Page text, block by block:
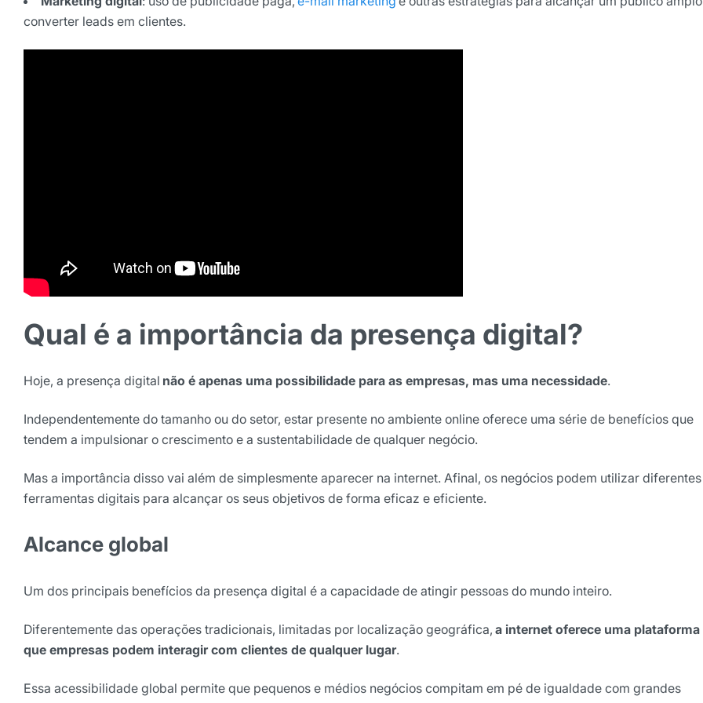
converter leads em clientes.
Qual é a importância da presença digital?
Hoje, a presença digital não é apenas uma possibilidade para as empresas, mas uma necessidade.
Independentemente do tamanho ou do setor, estar presente no ambiente online oferece uma série de benefícios que
tendem a impulsionar o crescimento e a sustentabilidade de qualquer negócio.
Mas a importância disso vai além de simplesmente aparecer na internet. Afinal, os negócios podem utilizar diferentes
ferramentas digitais para alcançar os seus objetivos de forma eficaz e eficiente.
Alcance global
Um dos principais benefícios da presença digital é a capacidade de atingir pessoas do mundo inteiro.
Diferentemente das operações tradicionais, limitadas por localização geográfica, a internet oferece uma plataforma
que empresas podem interagir com clientes de qualquer lugar.
Essa acessibilidade global permite que pequenos e médios negócios compitam em pé de igualdade com grandes